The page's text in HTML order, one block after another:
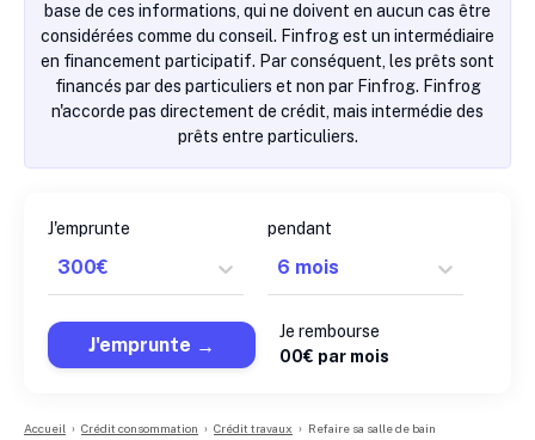
base de ces informations, qui ne doivent en aucun cas être
considérées comme du conseil. Finfrog est un intermédiaire
en financement participatif. Par conséquent, les prêts sont
financés par des particuliers et non par Finfrog. Finfrog
n'accorde pas directement de crédit, mais intermédie des
prêts entre particuliers.
J'emprunte pendant
J'emprunte
Je rembourse
00€ par mois
Accueil › Crédit consommation › Crédit travaux › Refaire sa salle de bain